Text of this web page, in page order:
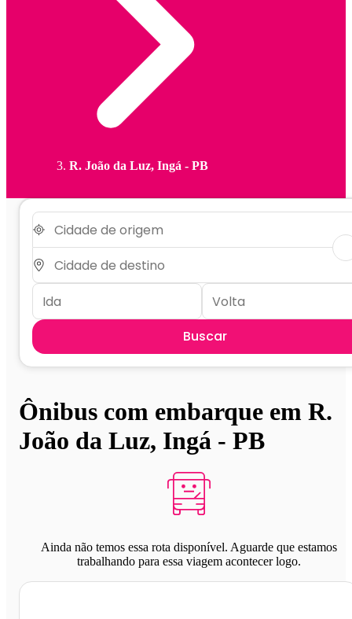
R. João da Luz, Ingá - PB
Buscar
Ônibus com embarque em R.
João da Luz, Ingá - PB
Ainda não temos essa rota disponível. Aguarde que estamos
trabalhando para essa viagem acontecer logo.